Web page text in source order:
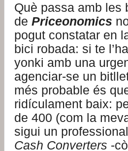
Què passa amb les
de Priceonomics
pogut constatar en
bici robada: si te
yonki amb una
agenciar-se un
més probable és
ridículament baix:
de 400 (com la
sigui un
Cash Converters -